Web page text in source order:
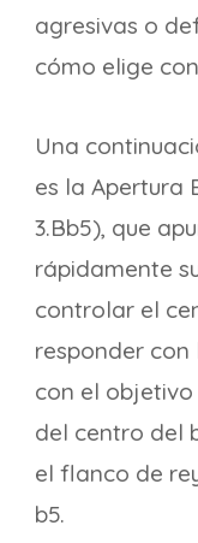
agresivas o
cómo elige
Una
es la Apertura
3.Bb5), que
rápidamente
controlar el
responder con
con el
del centro del
el flanco de
b5.